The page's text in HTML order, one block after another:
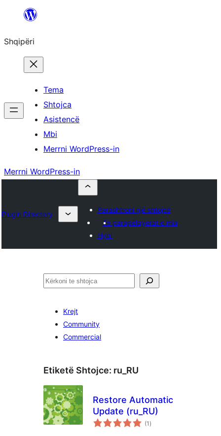
Hidhu
lënda
Shqipëri
Tema
Shtojca
Asistencë
Mbi
Merrni WordPress-in
Merrni WordPress-in
Plugin Directory
Parashtroni një shtojcë
Të parapëlqyerat e mia
Hyni
Kërko
Krejt
Community
Commercial
Etiketë Shtojce: ru_RU
Restore Automatic
Update (ru_RU)
(1 vlerësime
gjithsej
)